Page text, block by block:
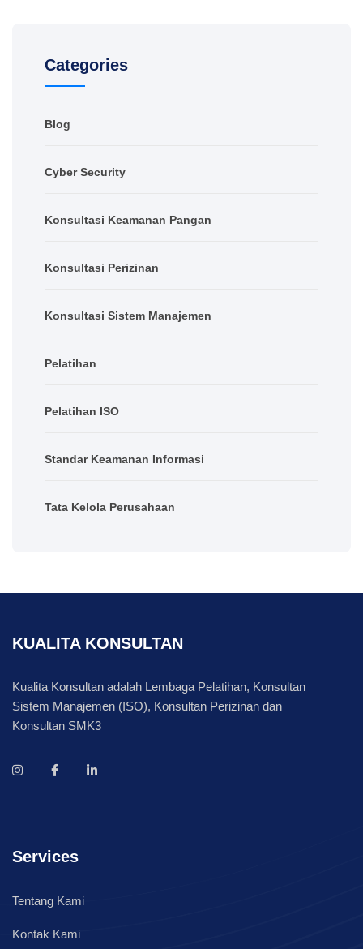
Categories
Blog
Cyber Security
Konsultasi Keamanan Pangan
Konsultasi Perizinan
Konsultasi Sistem Manajemen
Pelatihan
Pelatihan ISO
Standar Keamanan Informasi
Tata Kelola Perusahaan
KUALITA KONSULTAN
Kualita Konsultan adalah Lembaga Pelatihan, Konsultan
Sistem Manajemen (ISO), Konsultan Perizinan dan
Konsultan SMK3
Services
Tentang Kami
Kontak Kami